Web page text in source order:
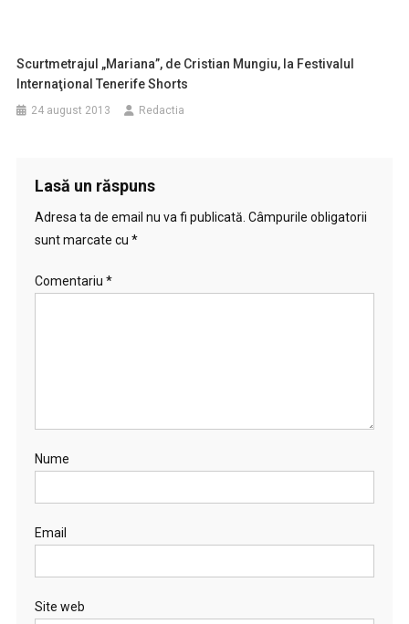
Scurtmetrajul „Mariana”, de Cristian Mungiu, la Festivalul
Internaţional Tenerife Shorts
24 august 2013 Redactia
Lasă un răspuns
Adresa ta de email nu va fi publicată. Câmpurile obligatorii
sunt marcate cu *
Comentariu *
Nume
Email
Site web